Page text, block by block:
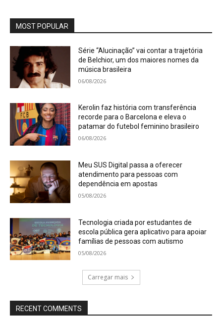
MOST POPULAR
Série “Alucinação” vai contar a trajetória
de Belchior, um dos maiores nomes da
música brasileira
06/08/2026
Kerolin faz história com transferência
recorde para o Barcelona e eleva o
patamar do futebol feminino brasileiro
06/08/2026
Meu SUS Digital passa a oferecer
atendimento para pessoas com
dependência em apostas
05/08/2026
Tecnologia criada por estudantes de
escola pública gera aplicativo para apoiar
famílias de pessoas com autismo
05/08/2026
Carregar mais
RECENT COMMENTS